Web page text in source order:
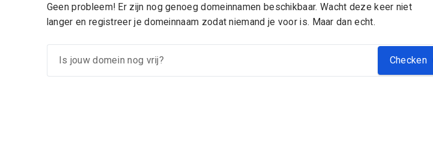
Geen probleem! Er zijn nog genoeg domeinnamen beschikbaar. Wacht deze keer niet
langer en registreer je domeinnaam zodat niemand je voor is. Maar dan echt.
Checken